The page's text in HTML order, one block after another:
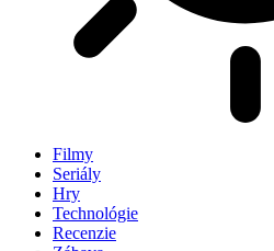
Filmy
Seriály
Hry
Technológie
Recenzie